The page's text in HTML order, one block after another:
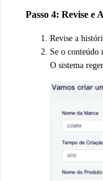
Passo 4: Revise e
Revise a
Se o conteúdo
O sistema